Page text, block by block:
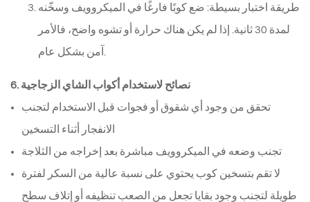
طريقة اختبار بسيطة: ضع كوبًا فارغًا في الميكروويف وسخّنه
لمدة 30 ثانية. إذا لم يكن هناك حرارة أو تشوه واضح، فالأمر
6. نصائح لاستخدام أكواب الشاي الزجاجية
تحقق من وجود أي شقوق أو فجوات قبل الاستخدام لتجنب
الانفجار أثناء التسخين
تجنب وضعه في الميكروويف مباشرة بعد إخراجه من الثلاجة
لا تقم بتسخين كوب يحتوي على نسبة عالية من السكر لفترة
طويلة لتجنب وجود بقايا تجعل من الصعب تنظيفه أو إتلاف سطح